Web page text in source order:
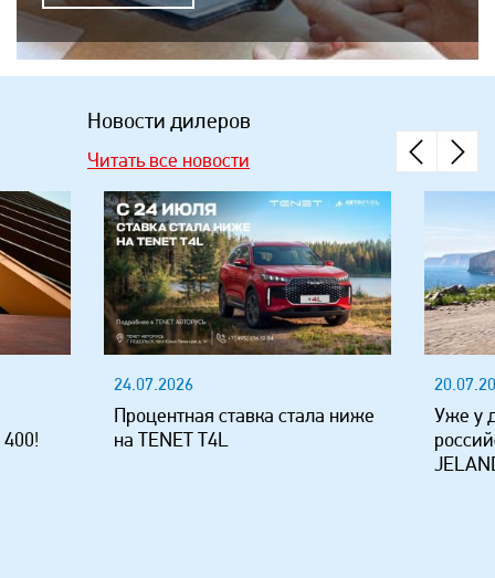
Новости дилеров
Читать все новости
24.07.2026
Процентная ставка стала ниже
на TENET T4L
Уже у